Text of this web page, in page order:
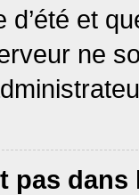
d’été et
ne
pas